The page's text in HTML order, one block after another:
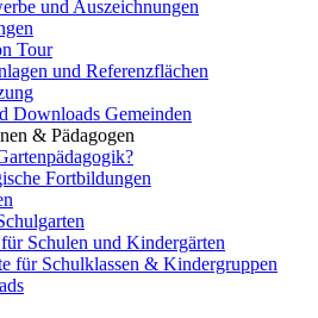
und Auszeichnungen
Tour
und Referenzflächen
Downloads Gemeinden
& Pädagogen
Fortbildungen
Schulen und Kindergärten
für Schulklassen & Kindergruppen